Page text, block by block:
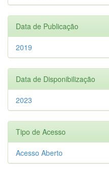
Data de Publicação
2019
Data de Disponibilização
2023
Tipo de Acesso
Acesso Aberto